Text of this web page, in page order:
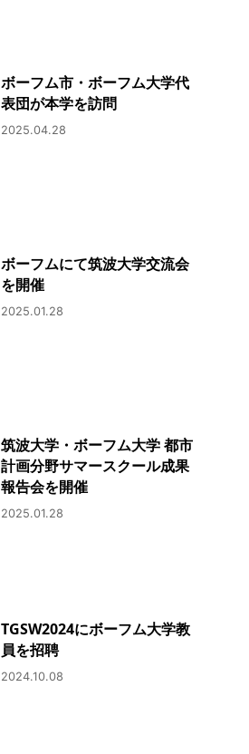
ボーフム市・ボーフム大学代
表団が本学を訪問
2025.04.28
ボーフムにて筑波大学交流会
を開催
2025.01.28
筑波大学・ボーフム大学 都市
計画分野サマースクール成果
報告会を開催
2025.01.28
TGSW2024にボーフム大学教
員を招聘
2024.10.08